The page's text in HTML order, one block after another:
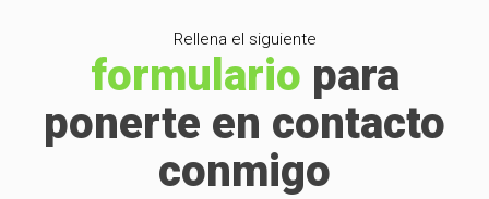
Rellena el siguiente
formulario para
ponerte en contacto
conmigo